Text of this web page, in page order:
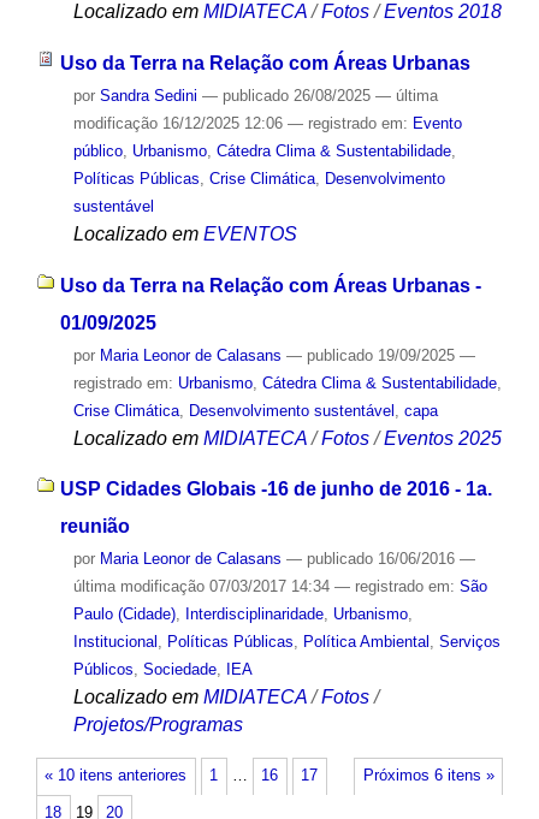
Localizado em MIDIATECA /Fotos /Eventos 2018
Uso da Terra na Relação com Áreas Urbanas
por Sandra Sedini — publicado26/08/2025 — última
modificação16/12/2025 12:06 — registrado em: Evento
público, Urbanismo, Cátedra Clima & Sustentabilidade,
Políticas Públicas Crise Climática,
Desenvolvimento
sustentável
Localizado em EVENTOS
Uso da Terra na Relação com Áreas Urbanas -
01/09/2025
por Maria Leonor de Calasans — publicado19/09/2025 —
registrado em: Urbanismo, Cátedra Clima & Sustentabilidade,
Crise Climática, Desenvolvimento sustentável capa
Localizado em MIDIATECA /Fotos /Eventos 2025
USP Cidades Globais -16 de junho de 2016 - 1a.
reunião
por Maria Leonor de Calasans — publicado16/06/2016 —
última modificação07/03/2017 14:34 — registrado em: São
Paulo (Cidade), Interdisciplinaridade, Urbanismo,
Institucional , Políticas Públicas, Política Ambiental , Serviços
Públicos, Sociedade, IEA
Localizado em MIDIATECA /Fotos /
Projetos/Programas
« 10 itens anteriores Próximos 6 itens »
1 … 16 17
18 19 20